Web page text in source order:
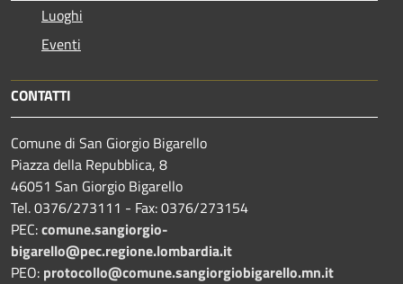
Luoghi
Eventi
CONTATTI
Comune di San Giorgio Bigarello
Piazza della Repubblica, 8
46051 San Giorgio Bigarello
Tel. 0376/273111 - Fax: 0376/273154
PEC:comune.sangiorgio-
bigarello@pec.regione.lombardia.it
PEO: protocollo@comune.sangiorgiobigarello.mn.it